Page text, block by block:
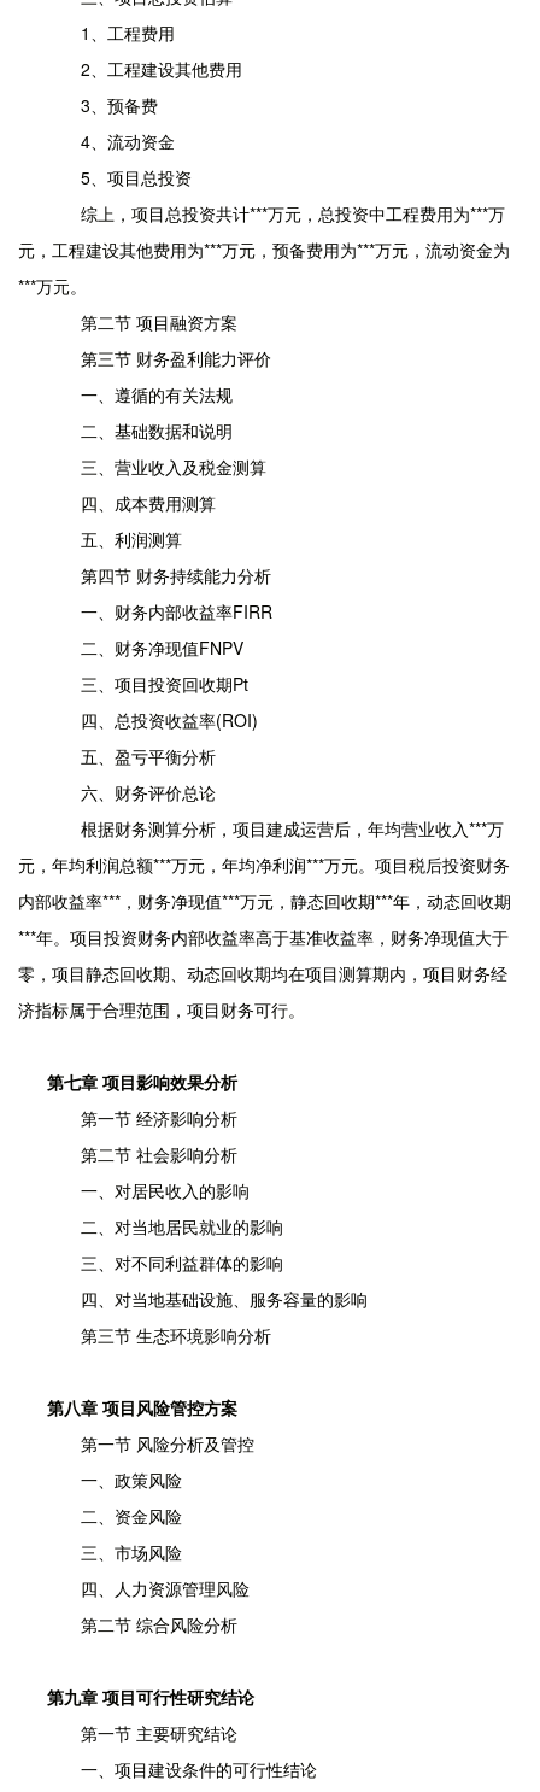
1、工程费用
2、工程建设其他费用
3、预备费
4、流动资金
5、项目总投资
综上，项目总投资共计***万元，总投资中工程费用为***万
元，工程建设其他费用为***万元，预备费用为***万元，流动资金为
***万元。
第二节 项目融资方案
第三节 财务盈利能力评价
一、遵循的有关法规
二、基础数据和说明
三、营业收入及税金测算
四、成本费用测算
五、利润测算
第四节 财务持续能力分析
一、财务内部收益率FIRR
二、财务净现值FNPV
三、项目投资回收期Pt
四、总投资收益率(ROI)
五、盈亏平衡分析
六、财务评价总论
根据财务测算分析，项目建成运营后，年均营业收入***万
元，年均利润总额***万元，年均净利润***万元。项目税后投资财务
内部收益率***，财务净现值***万元，静态回收期***年，动态回收期
***年。项目投资财务内部收益率高于基准收益率，财务净现值大于
零，项目静态回收期、动态回收期均在项目测算期内，项目财务经
济指标属于合理范围，项目财务可行。
第七章 项目影响效果分析
第一节 经济影响分析
第二节 社会影响分析
一、对居民收入的影响
二、对当地居民就业的影响
三、对不同利益群体的影响
四、对当地基础设施、服务容量的影响
第三节 生态环境影响分析
第八章 项目风险管控方案
第一节 风险分析及管控
一、政策风险
二、资金风险
三、市场风险
四、人力资源管理风险
第二节 综合风险分析
第九章 项目可行性研究结论
第一节 主要研究结论
一、项目建设条件的可行性结论